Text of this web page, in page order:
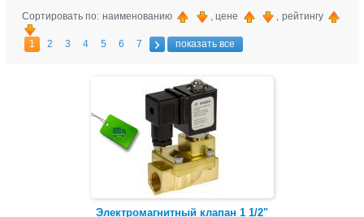
Сортировать по: наименованию , цене , рейтингу
1 2 3 4 5 6 7 показать все
Электромагнитный клапан 1 1/2"